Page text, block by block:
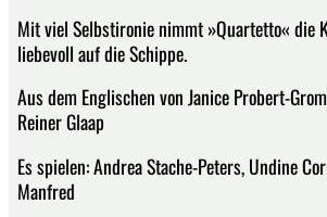
Mit viel Selbstironie nimmt »Quartetto« die
liebevoll auf die Schippe.
Aus dem Englischen von Janice Probert-
Reiner Glaap
Es spielen: Andrea Stache-Peters, Undine
Manfred